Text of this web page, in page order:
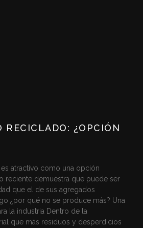
RECICLADO: ¿OPCIÓN
atractivo como una opción
reciente demuestra que puede ser
que el de sus agregados
¿por qué no se produce más? Una
la industria Dentro de la
que más residuos y desperdicios